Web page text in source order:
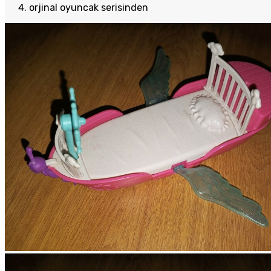
orjinal oyuncak serisinden